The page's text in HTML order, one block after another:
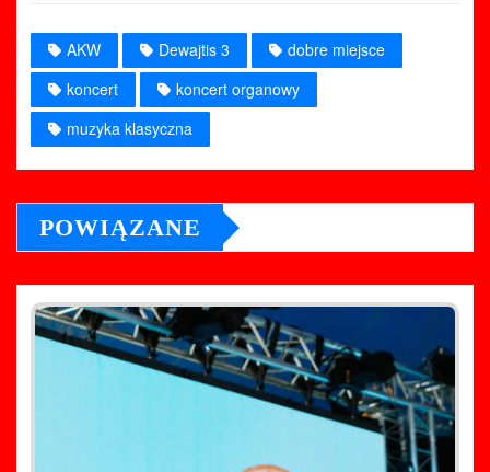
AKW Dewajtis 3
dobre miejsce
koncert
koncert organowy
muzyka klasyczna
POWIĄZANE